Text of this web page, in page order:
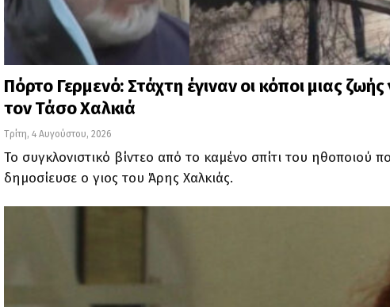
Πόρτο Γερμενό: Στάχτη έγιναν οι κόποι μιας ζωής
τον Τάσο Χαλκιά
Τρίτη, 4 Αυγούστου, 2026
Το συγκλονιστικό βίντεο από το καμένο σπίτι του ηθοποιού
δημοσίευσε ο γιος του Άρης Χαλκιάς.